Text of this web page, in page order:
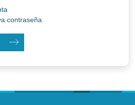
contraseña